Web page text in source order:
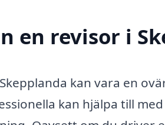
en revisor i
kan vara en
kan hjälpa till